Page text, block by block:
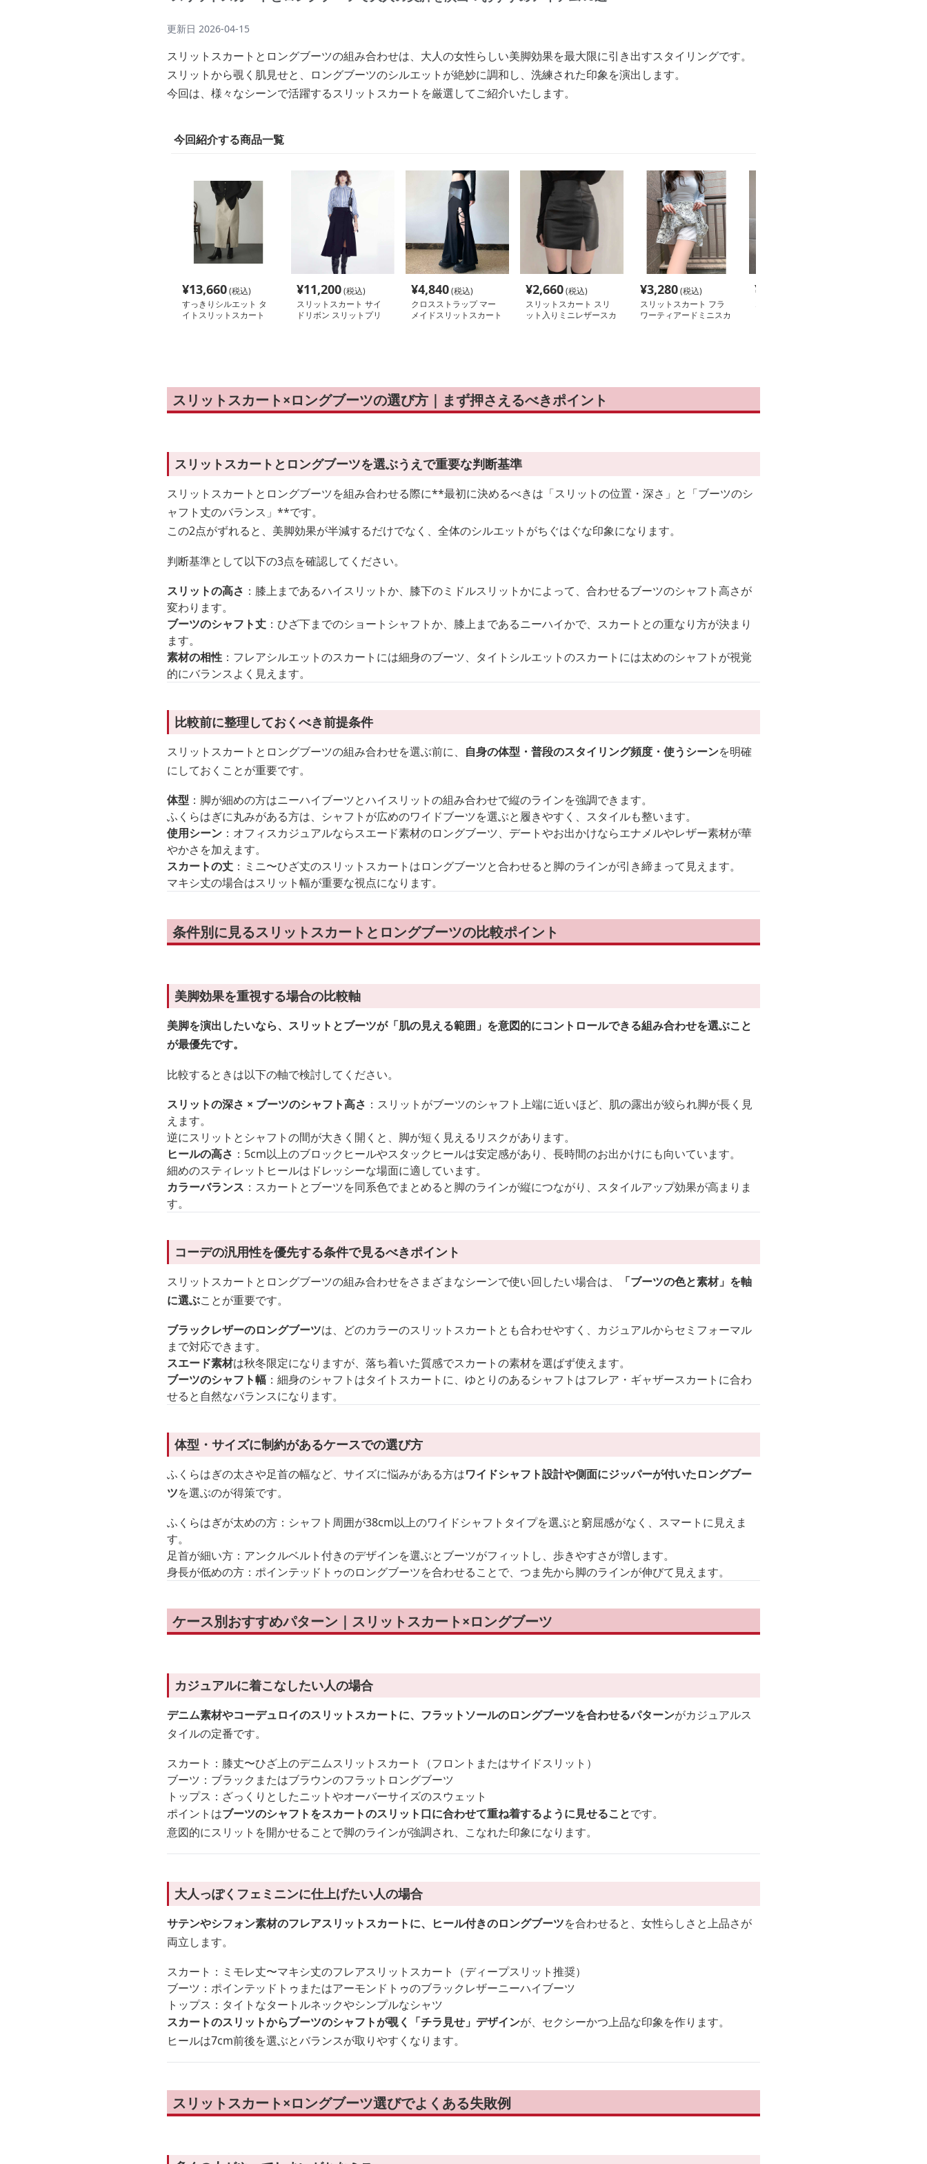
更新日 2026-04-15
スリットスカートとロングブーツの組み合わせは、大人の女性らしい美脚効果を最大限に引き出すスタイリングです。
スリットから覗く肌見せと、ロングブーツのシルエットが絶妙に調和し、洗練された印象を演出します。
今回は、様々なシーンで活躍するスリットスカートを厳選してご紹介いたします。
今回紹介する商品一覧
¥13,660(税込)
すっきりシルエット タ
イトスリットスカート
¥11,200(税込)
スリットスカート サイ
ドリボン スリットプリ
¥4,840(税込)
クロスストラップ マー
メイドスリットスカート
¥2,660(税込)
スリットスカート スリ
ット入りミニレザースカ
¥3,280(税込)
スリットスカート フラ
ワーティアードミニスカ
¥
コーデュロイミニスリッ
スリットスカート×ロングブーツの選び方｜まず押さえるべきポイント
スリットスカートとロングブーツを選ぶうえで重要な判断基準
スリットスカートとロングブーツを組み合わせる際に**最初に決めるべきは「スリットの位置・深さ」と「ブーツのシ
ャフト丈のバランス」**です。
この2点がずれると、美脚効果が半減するだけでなく、全体のシルエットがちぐはぐな印象になります。
判断基準として以下の3点を確認してください。
スリットの高さ ：膝上まであるハイスリットか、膝下のミドルスリットかによって、合わせるブーツのシャフト高さが
変わります。
ブーツのシャフト丈 ：ひざ下までのショートシャフトか、膝上まであるニーハイかで、スカートとの重なり方が決まり
ます。
素材の相性 ：フレアシルエットのスカートには細身のブーツ、タイトシルエットのスカートには太めのシャフトが視覚
的にバランスよく見えます。
比較前に整理しておくべき前提条件
スリットスカートとロングブーツの組み合わせを選ぶ前に、 自身の体型・普段のスタイリング頻度・使うシーンを明確
にしておくことが重要です。
体型 ：脚が細めの方はニーハイブーツとハイスリットの組み合わせで縦のラインを強調できます。
ふくらはぎに丸みがある方は、シャフトが広めのワイドブーツを選ぶと履きやすく、スタイルも整います。
使用シーン ：オフィスカジュアルならスエード素材のロングブーツ、デートやお出かけならエナメルやレザー素材が華
やかさを加えます。
スカートの丈 ：ミニ〜ひざ丈のスリットスカートはロングブーツと合わせると脚のラインが引き締まって見えます。
マキシ丈の場合はスリット幅が重要な視点になります。
条件別に見るスリットスカートとロングブーツの比較ポイント
美脚効果を重視する場合の比較軸
美脚を演出したいなら、スリットとブーツが「肌の見える範囲」を意図的にコントロールできる組み合わせを選ぶこと
が最優先です。
比較するときは以下の軸で検討してください。
スリットの深さ × ブーツのシャフト高さ ：スリットがブーツのシャフト上端に近いほど、肌の露出が絞られ脚が長く見
えます。
逆にスリットとシャフトの間が大きく開くと、脚が短く見えるリスクがあります。
ヒールの高さ ：5cm以上のブロックヒールやスタックヒールは安定感があり、長時間のお出かけにも向いています。
細めのスティレットヒールはドレッシーな場面に適しています。
カラーバランス ：スカートとブーツを同系色でまとめると脚のラインが縦につながり、スタイルアップ効果が高まりま
す。
コーデの汎用性を優先する条件で見るべきポイント
スリットスカートとロングブーツの組み合わせをさまざまなシーンで使い回したい場合は、
「ブーツの色と素材」を軸
に選ぶことが重要です。
ブラックレザーのロングブーツは、どのカラーのスリットスカートとも合わせやすく、カジュアルからセミフォーマル
まで対応できます。
スエード素材は秋冬限定になりますが、落ち着いた質感でスカートの素材を選ばず使えます。
ブーツのシャフト幅 ：細身のシャフトはタイトスカートに、ゆとりのあるシャフトはフレア・ギャザースカートに合わ
せると自然なバランスになります。
体型・サイズに制約があるケースでの選び方
ふくらはぎの太さや足首の幅など、サイズに悩みがある方はワイドシャフト設計や側面にジッパーが付いたロングブー
ツを選ぶのが得策です。
ふくらはぎが太めの方：シャフト周囲が38cm以上のワイドシャフトタイプを選ぶと窮屈感がなく、スマートに見えま
す。
足首が細い方：アンクルベルト付きのデザインを選ぶとブーツがフィットし、歩きやすさが増します。
身長が低めの方：ポインテッドトゥのロングブーツを合わせることで、つま先から脚のラインが伸びて見えます。
ケース別おすすめパターン｜スリットスカート×ロングブーツ
カジュアルに着こなしたい人の場合
デニム素材やコーデュロイのスリットスカートに、フラットソールのロングブーツを合わせるパターンがカジュアルス
タイルの定番です。
スカート：膝丈〜ひざ上のデニムスリットスカート（フロントまたはサイドスリット）
ブーツ：ブラックまたはブラウンのフラットロングブーツ
トップス：ざっくりとしたニットやオーバーサイズのスウェット
ポイントはブーツのシャフトをスカートのスリット口に合わせて重ね着するように見せることです。
意図的にスリットを開かせることで脚のラインが強調され、こなれた印象になります。
大人っぽくフェミニンに仕上げたい人の場合
サテンやシフォン素材のフレアスリットスカートに、ヒール付きのロングブーツを合わせると、女性らしさと上品さが
両立します。
スカート：ミモレ丈〜マキシ丈のフレアスリットスカート（ディープスリット推奨）
ブーツ：ポインテッドトゥまたはアーモンドトゥのブラックレザーニーハイブーツ
トップス：タイトなタートルネックやシンプルなシャツ
スカートのスリットからブーツのシャフトが覗く「チラ見せ」デザインが、セクシーかつ上品な印象を作ります。
ヒールは7cm前後を選ぶとバランスが取りやすくなります。
スリットスカート×ロングブーツ選びでよくある失敗例